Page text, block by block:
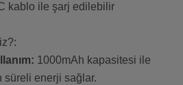
kablo ile şarj edilebilir
1000mAh kapasitesi ile
süreli enerji sağlar.